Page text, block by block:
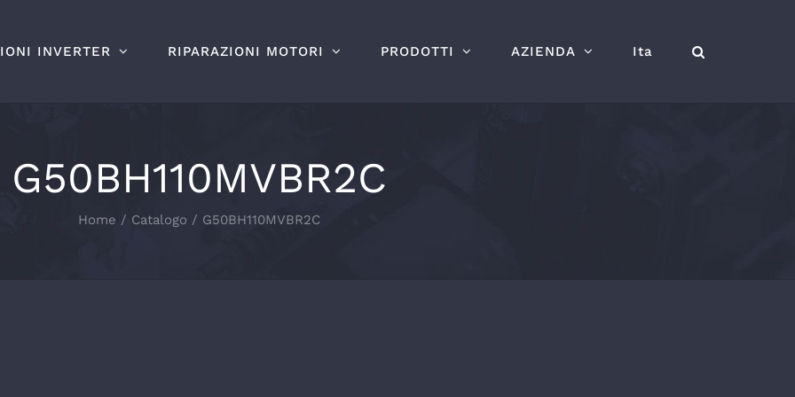
INVERTER RIPARAZIONI MOTORI PRODOTTI AZIENDA Ita
G50BH110MVBR2C
Home Catalogo G50BH110MVBR2C